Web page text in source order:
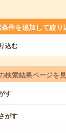
件を追加して絞り
込む
検索結果ページを
す
がす